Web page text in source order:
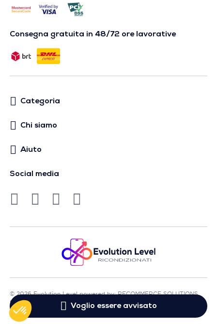
Voglio essere avvisato
Consegna gratuita in 48/72 ore lavorative
Categoria
Chi siamo
Aiuto
Social media
© 2026 Evolution Level powered by: RECOMMERCE SOLUTIONS
SA - Sede in Avenue Lénine, 54 - 94250 Gentilly - Francia
- P.IVA FR01513969402 - Tutti i diritti riservati